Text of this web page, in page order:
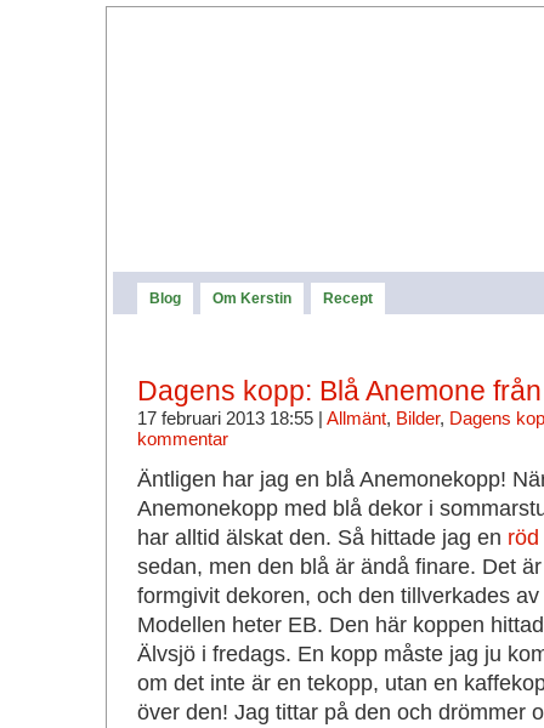
Blog Om Kerstin Recept
Dagens kopp: Blå Anemone
17 februari 2013 18:55 | Allmänt, Bilder, Dagens
kommentar
Äntligen har jag en blå Anemonekopp!
Anemonekopp med blå dekor i
har alltid älskat den. Så hittade jag en
sedan, men den blå är ändå finare. Det
formgivit dekoren, och den tillverkades
Modellen heter EB. Den här koppen
Älvsjö i fredags. En kopp måste jag ju
om det inte är en tekopp, utan en
över den! Jag tittar på den och drömmer